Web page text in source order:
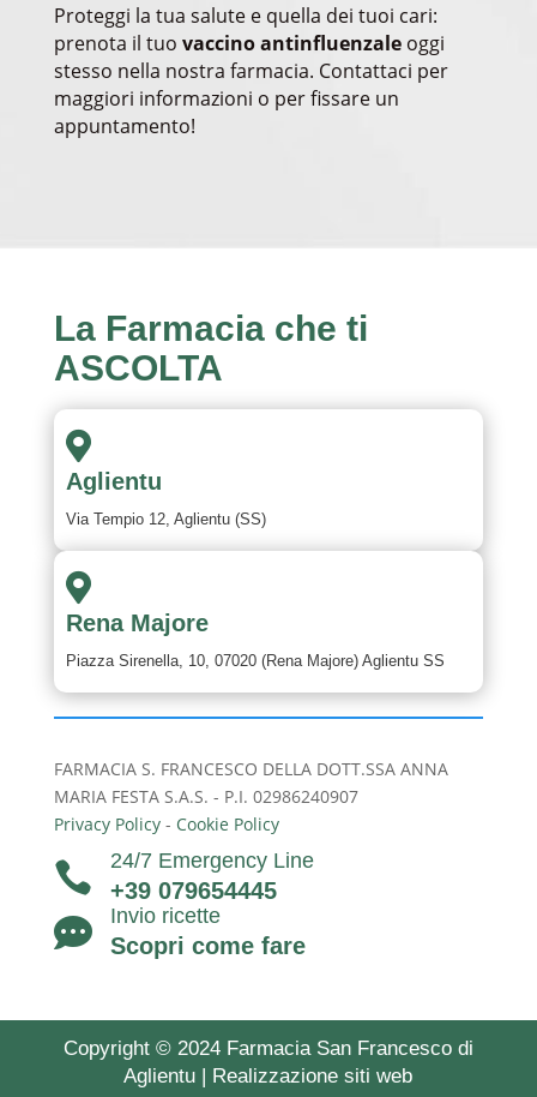
Proteggi la tua salute e quella dei tuoi cari:
prenota il tuo vaccino antinfluenzaleoggi
stesso nella nostra farmacia. Contattaci per
maggiori informazioni o per fissare un
appuntamento!
La Farmaciache ti
ASCOLTA

Aglientu
Via Tempio 12, Aglientu (SS)

Rena Majore
Piazza Sirenella, 10, 07020 (Rena Majore) Aglientu SS
FARMACIA S. FRANCESCO DELLA DOTT.SSA ANNA
MARIA FESTA S.A.S. - P.I. 02986240907
Privacy Policy- Cookie Policy
 24/7 Emergency Line
+39 079654445
 Invio ricette
Scopri come fare
Copyright © 2024 Farmacia San Francesco di
Aglientu | Realizzazione siti web